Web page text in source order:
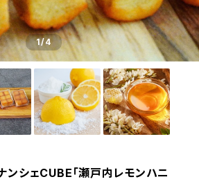
1/4
シェCUBE「瀬戸内レモンハニ